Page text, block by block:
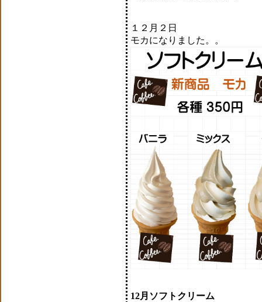
１２月２日
モカになりました。。
12月ソフトクリーム